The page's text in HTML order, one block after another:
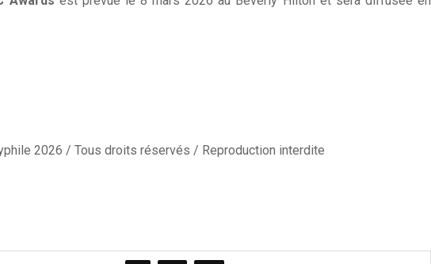
2026 / Tous droits réservés / Reproduction interdite